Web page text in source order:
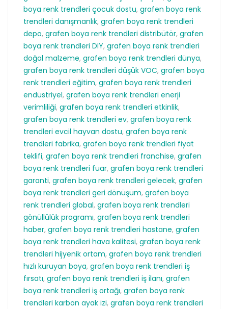
boya renk trendleri çocuk dostu, grafen boya renk
trendleri danışmanlık, grafen boya renk trendleri
depo, grafen boya renk trendleri distribütör, grafen
boya renk trendleri DIY, grafen boya renk trendleri
doğal malzeme, grafen boya renk trendleri dünya,
grafen boya renk trendleri düşük VOC, grafen boya
renk trendleri eğitim, grafen boya renk trendleri
endüstriyel, grafen boya renk trendleri enerji
verimliliği, grafen boya renk trendleri etkinlik,
grafen boya renk trendleri ev, grafen boya renk
trendleri evcil hayvan dostu, grafen boya renk
trendleri fabrika, grafen boya renk trendleri fiyat
teklifi, grafen boya renk trendleri franchise, grafen
boya renk trendleri fuar, grafen boya renk trendleri
garanti, grafen boya renk trendleri gelecek, grafen
boya renk trendleri geri dönüşüm, grafen boya
renk trendleri global, grafen boya renk trendleri
gönüllülük programı, grafen boya renk trendleri
haber, grafen boya renk trendleri hastane, grafen
boya renk trendleri hava kalitesi, grafen boya renk
trendleri hijyenik ortam, grafen boya renk trendleri
hızlı kuruyan boya, grafen boya renk trendleri iş
fırsatı, grafen boya renk trendleri iş ilanı, grafen
boya renk trendleri iş ortağı, grafen boya renk
trendleri karbon ayak izi, grafen boya renk trendleri